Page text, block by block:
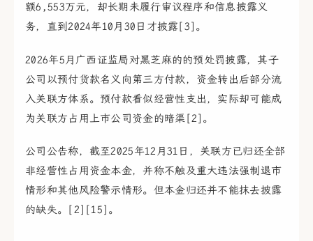
额6,553万元，却长期未履行审议程序和信息披露义
务，直到2024年10月30日才披露[3]。
2026年5月广西证监局对黑芝麻的的预处罚披露，其子
公司以预付货款名义向第三方付款，资金转出后部分流
入关联方体系。预付款看似经营性支出，实际却可能成
为关联方占用上市公司资金的暗渠[2]。
公司公告称，截至2025年12月31日，关联方已归还全部
非经营性占用资金本金，并称不触及重大违法强制退市
情形和其他风险警示情形。但本金归还并不能抹去披露
的缺失。[2][15]。